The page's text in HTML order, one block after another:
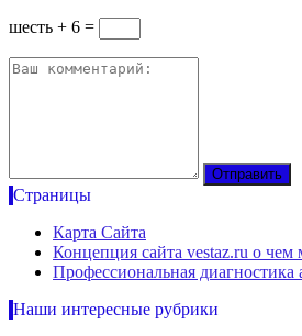
шесть + 6 =
Страницы
Карта Сайта
Концепция сайта vestaz.ru о чем
Профессиональная
Наши интересные рубрики